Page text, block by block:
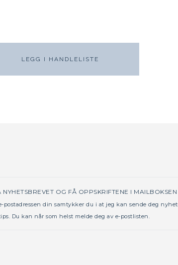
LEGG I HANDLELISTE
OG FÅ OPPSKRIFTENE I MAILBOKSEN
postadressen din samtykker du i at jeg kan sende deg
Du kan når som helst melde deg av e-postlisten.